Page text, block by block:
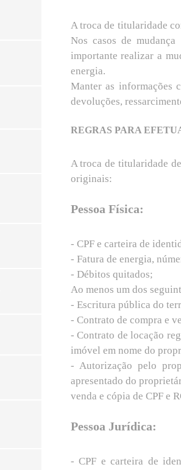
A troca de titularidade
Nos casos de
importante realizar a
energia.
Manter as informações
devoluções,
REGRAS PARA
A troca de titularidade
originais:
Pessoa Física:
- CPF e carteira de
- Fatura de energia,
- Débitos quitados;
Ao menos um dos
- Escritura pública do
- Contrato de compra e
- Contrato de locação
imóvel em nome do
- Autorização pelo
apresentado do
venda e cópia de CPF e
Pessoa Jurídica:
- CPF e carteira de